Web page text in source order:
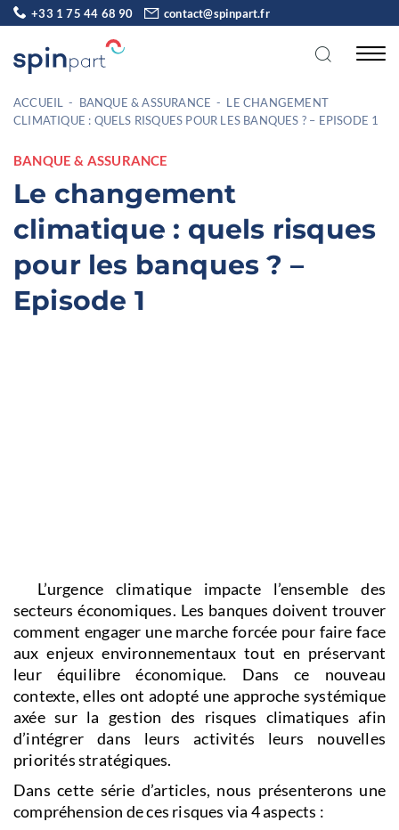
+33 1 75 44 68 90 contact@spinpart.fr
ACCUEIL - BANQUE & ASSURANCE - LE CHANGEMENT
CLIMATIQUE : QUELS RISQUES POUR LES BANQUES ? – EPISODE 1
BANQUE & ASSURANCE
Le changement
climatique : quels risques
pour les banques ? –
Episode 1
L’urgence climatique impacte l’ensemble des
secteurs économiques. Les banques doivent trouver
comment engager une marche forcée pour faire face
aux enjeux environnementaux tout en préservant
leur équilibre économique. Dans ce nouveau
contexte, elles ont adopté une approche systémique
axée sur la gestion des risques climatiques afin
d’intégrer dans leurs activités leurs nouvelles
priorités stratégiques.
Dans cette série d’articles, nous présenterons une
compréhension de ces risques via 4 aspects :